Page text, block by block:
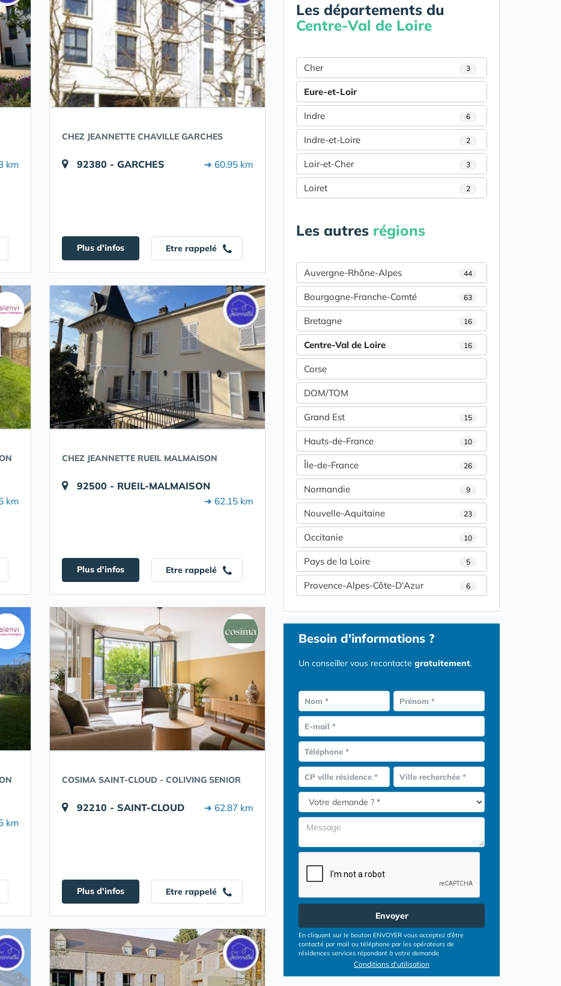
km
CHEZ JEANNETTE CHAVILLE GARCHES
92380 - GARCHES ➔ 60.95 km
Plus d'infos Etre rappelé
km
CHEZ JEANNETTE RUEIL MALMAISON
92500 - RUEIL-MALMAISON
➔ 62.15 km
Plus d'infos Etre rappelé
km
COSIMA SAINT-CLOUD - COLIVING SENIOR
92210 - SAINT-CLOUD ➔ 62.87 km
Plus d'infos Etre rappelé
Les départements du
Centre-Val de Loire
Cher 3
Eure-et-Loir
Indre 6
Indre-et-Loire 2
Loir-et-Cher 3
Loiret 2
Les autres régions
Auvergne-Rhône-Alpes 44
Bourgogne-Franche-Comté 63
Bretagne 16
Centre-Val de Loire 16
Corse
DOM/TOM
Grand Est 15
Hauts-de-France 10
Île-de-France 26
Normandie 9
Nouvelle-Aquitaine 23
Occitanie 10
Pays de la Loire 5
Provence-Alpes-Côte-D'Azur 6
Besoin d'informations ?
Un conseiller vous recontacte gratuitement.
Nom * Prénom *
E-mail *
Téléphone *
CP ville résidence * Ville recherchée *
Envoyer
En cliquant sur le bouton ENVOYER vous acceptez d’être
contacté par mail ou téléphone par les opérateurs de
résidences services répondant à votre demande
Conditions d'utilisation